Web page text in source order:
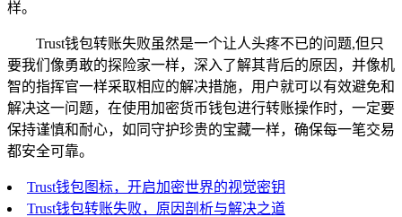
样。
Trust钱包转账失败虽然是一个让人头疼不已的问题,但只
要我们像勇敢的探险家一样，深入了解其背后的原因，并像机
智的指挥官一样采取相应的解决措施，用户就可以有效避免和
解决这一问题，在使用加密货币钱包进行转账操作时，一定要
保持谨慎和耐心，如同守护珍贵的宝藏一样，确保每一笔交易
都安全可靠。
Trust钱包图标，开启加密世界的视觉密钥
Trust钱包转账失败，原因剖析与解决之道